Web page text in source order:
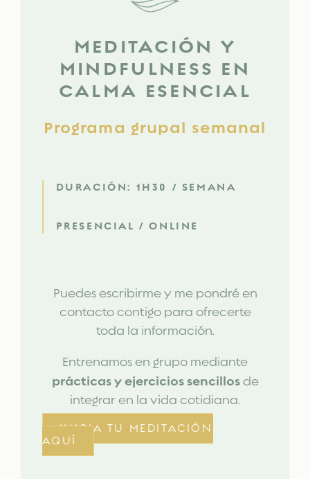
MEDITACIÓN Y
MINDFULNESS EN
CALMA ESENCIAL
Programa grupal semanal
DURACIÓN: 1H30 / SEMANA
PRESENCIAL / ONLINE
Puedes escribirme y me pondré en
contacto contigo para ofrecerte
toda la información.
Entrenamos en grupo mediante
prácticas y ejercicios sencillosde
integrar en la vida cotidiana.
INICIA TU MEDITACIÓN
AQUÍ